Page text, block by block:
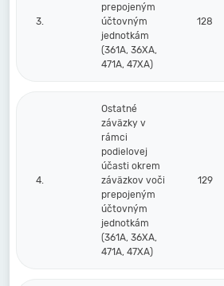
3.
prepojeným
účtovným
jednotkám
(361A, 36XA,
471A, 47XA)
128
4.
Ostatné
záväzky v
rámci
podielovej
účasti okrem
záväzkov voči
prepojeným
účtovným
jednotkám
(361A, 36XA,
471A, 47XA)
129